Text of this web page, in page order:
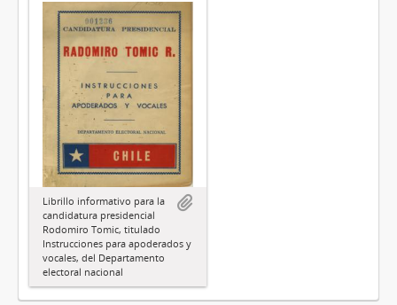
Librillo informativo para la
candidatura presidencial
Rodomiro Tomic, titulado
Instrucciones para apoderados y
vocales, del Departamento
electoral nacional